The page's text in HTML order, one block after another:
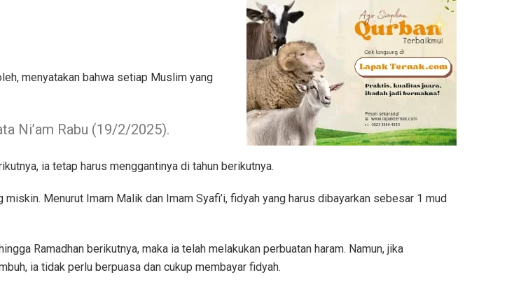
menyatakan bahwa setiap Muslim yang
Ni’am Rabu (19/2/2025).
ia tetap harus menggantinya di tahun berikutnya.
Menurut Imam Malik dan Imam Syafi’i, fidyah yang harus dibayarkan sebesar 1 mud
Ramadhan berikutnya, maka ia telah melakukan perbuatan haram. Namun, jika
ia tidak perlu berpuasa dan cukup membayar fidyah.